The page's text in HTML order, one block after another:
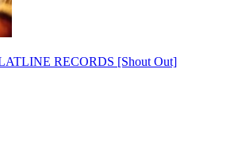
RECORDS [Shout Out]